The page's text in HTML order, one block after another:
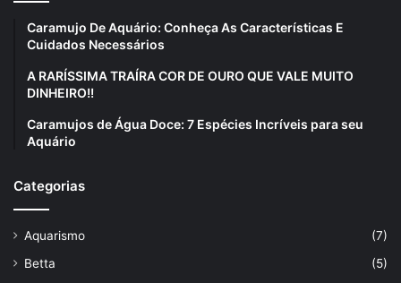
Caramujo De Aquário: Conheça As Características E
Cuidados Necessários
A RARÍSSIMA TRAÍRA COR DE OURO QUE VALE MUITO
DINHEIRO!!
Caramujos de Água Doce: 7 Espécies Incríveis para seu
Aquário
Categorias
Aquarismo
(7)
Betta
(5)